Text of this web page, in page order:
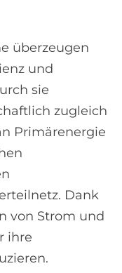
überzeugen
und
sie
zugleich
Primärenergie
Dank
von Strom und
ihre